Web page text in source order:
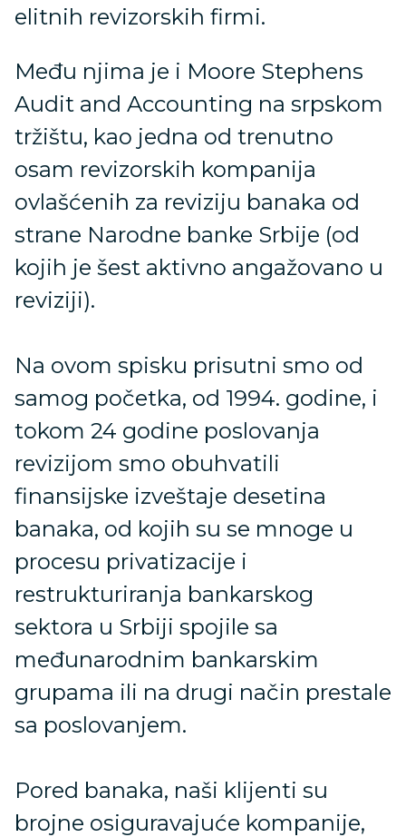
elitnih revizorskih firmi.
Među njima je i Moore Stephens
Audit and Accounting na srpskom
tržištu, kao jedna od trenutno
osam revizorskih kompanija
ovlašćenih za reviziju banaka od
strane Narodne banke Srbije (od
kojih je šest aktivno angažovano u
reviziji).
Na ovom spisku prisutni smo od
samog početka, od 1994. godine, i
tokom 24 godine poslovanja
revizijom smo obuhvatili
finansijske izveštaje desetina
banaka, od kojih su se mnoge u
procesu privatizacije i
restrukturiranja bankarskog
sektora u Srbiji spojile sa
međunarodnim bankarskim
grupama ili na drugi način prestale
sa poslovanjem.
Pored banaka, naši klijenti su
brojne osiguravajuće kompanije,